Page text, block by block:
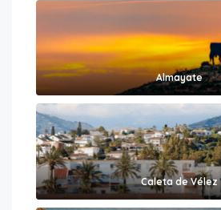
Almayate
Caleta de Vélez